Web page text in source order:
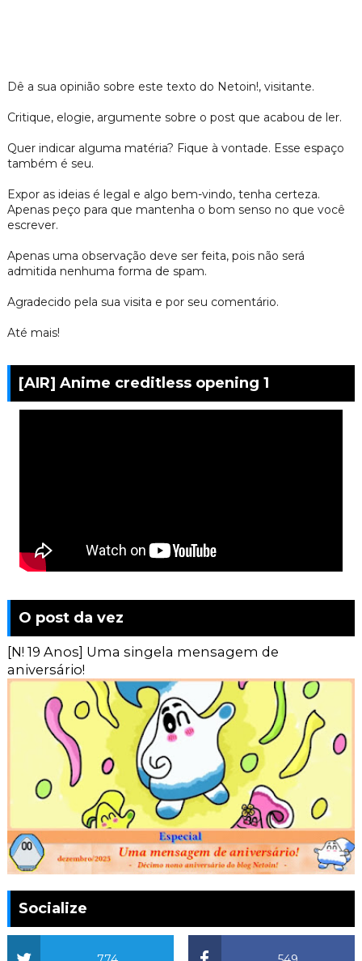
Dê a sua opinião sobre este texto do Netoin!, visitante.
Critique, elogie, argumente sobre o post que acabou de ler.
Quer indicar alguma matéria? Fique à vontade. Esse espaço
também é seu.
Expor as ideias é legal e algo bem-vindo, tenha certeza.
Apenas peço para que mantenha o bom senso no que você
escrever.
Apenas uma observação deve ser feita, pois não será
admitida nenhuma forma de spam.
Agradecido pela sua visita e por seu comentário.
Até mais!
[AIR] Anime creditless opening 1
O post da vez
[N! 19 Anos] Uma singela mensagem de
aniversário!
Socialize